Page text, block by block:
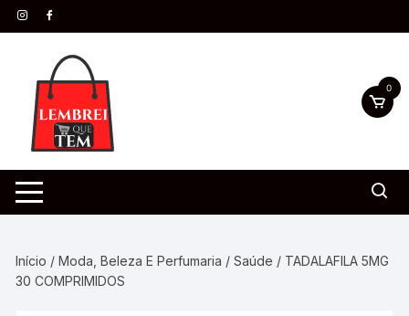
0
Início /Moda, Beleza E Perfumaria /Saúde / TADALAFILA 5MG
30 COMPRIMIDOS